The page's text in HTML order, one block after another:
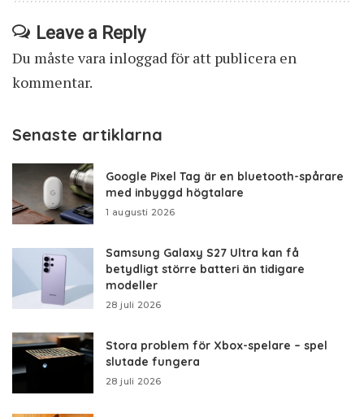
Leave a Reply
Du måste vara inloggadför att publicera en
kommentar.
Senaste artiklarna
Google Pixel Tag är en bluetooth-spårare
med inbyggd högtalare
1 augusti 2026
Samsung Galaxy S27 Ultra kan få
betydligt större batteri än tidigare
modeller
28 juli 2026
Stora problem för Xbox-spelare – spel
slutade fungera
28 juli 2026